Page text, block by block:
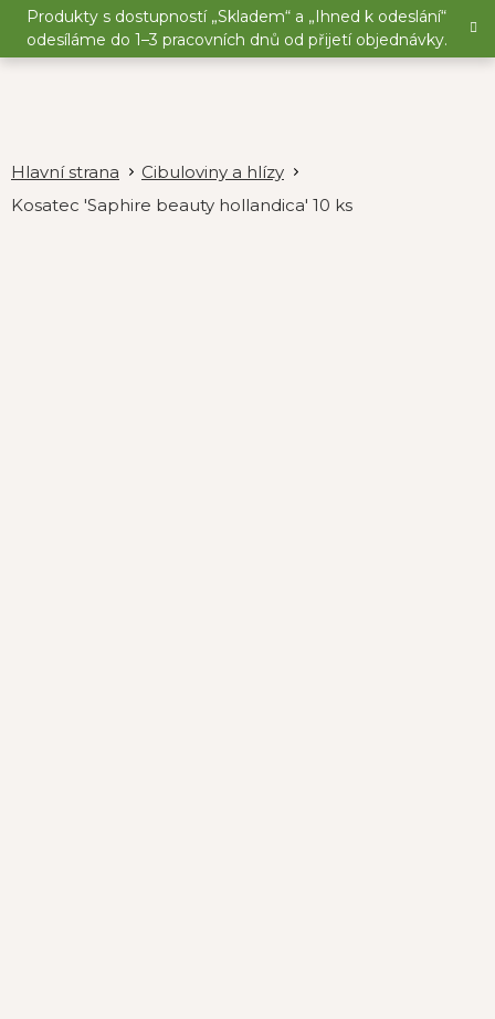
Přejít
obsah
Produkty s dostupností „Skladem“ a „Ihned k odeslání“
odesíláme do 1–3 pracovních dnů od přijetí objednávky.
Cibuloviny a hlízy
Kosatec 'Saphire beauty hollandica' 10 ks